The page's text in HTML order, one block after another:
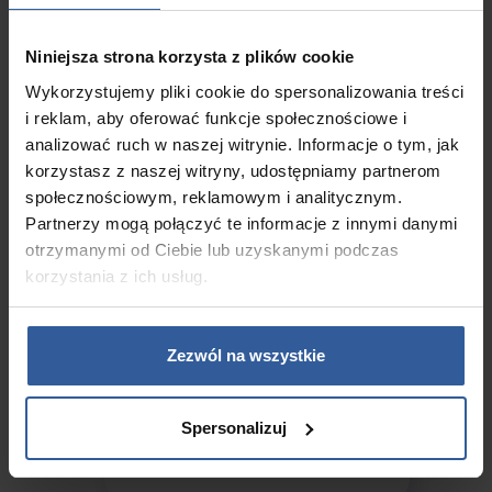
Niniejsza strona korzysta z plików cookie
Wykorzystujemy pliki cookie do spersonalizowania treści
i reklam, aby oferować funkcje społecznościowe i
analizować ruch w naszej witrynie. Informacje o tym, jak
korzystasz z naszej witryny, udostępniamy partnerom
społecznościowym, reklamowym i analitycznym.
Partnerzy mogą połączyć te informacje z innymi danymi
otrzymanymi od Ciebie lub uzyskanymi podczas
korzystania z ich usług.
Zezwól na wszystkie
Spersonalizuj
Liczba podwodnego
oświetlenie LED
10 sztuk
Pompa wodna
2 x 3HP + 1 x 2HP
1 x 0,5 HP